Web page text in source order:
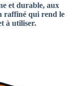
et durable, aux
raffiné qui rend le
à utiliser.